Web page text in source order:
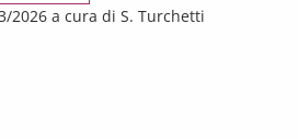
2026 a cura di S. Turchetti
Toscana